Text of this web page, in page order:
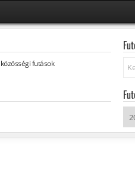
közösségifutások